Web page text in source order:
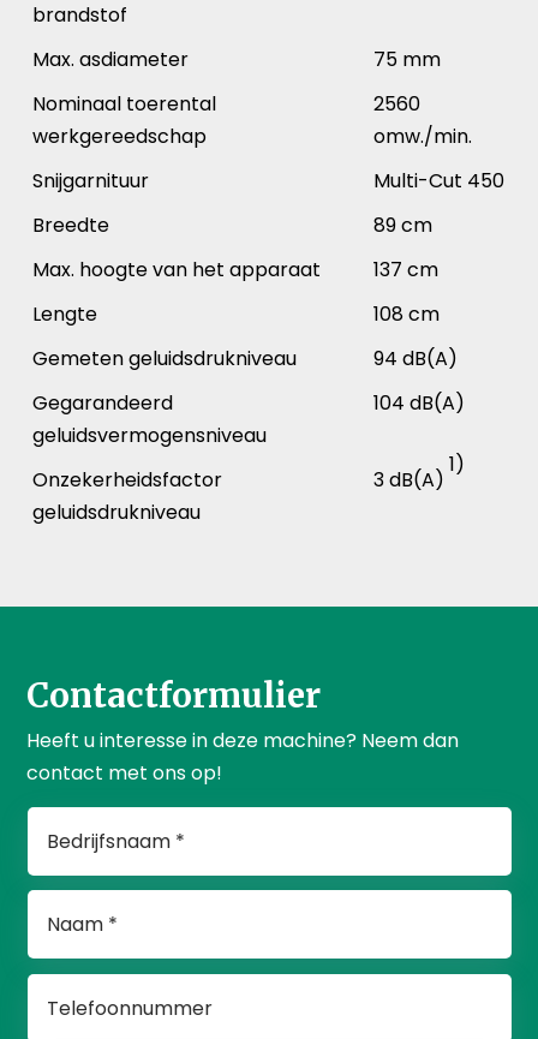
brandstof
Max. asdiameter
75 mm
Nominaal toerental
werkgereedschap
2560
omw./min.
Snijgarnituur
Multi-Cut 450
Breedte
89 cm
Max. hoogte van het apparaat
137 cm
Lengte
108 cm
Gemeten geluidsdrukniveau
94 dB(A)
Gegarandeerd
geluidsvermogensniveau
104 dB(A)
Onzekerheidsfactor
geluidsdrukniveau
3 dB(A)
1)
Contactformulier
Heeft u interesse in deze machine? Neem dan
contact met ons op!